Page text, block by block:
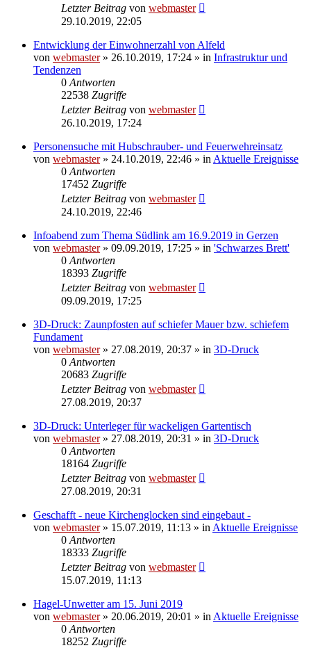
Letzter Beitrag von webmaster
29.10.2019, 22:05
Entwicklung der Einwohnerzahl von Alfeld
von webmaster» 26.10.2019, 17:24 » in Infrastruktur und
Tendenzen
0 Antworten
22538 Zugriffe
Letzter Beitrag von webmaster
26.10.2019, 17:24
Personensuche mit Hubschrauber- und Feuerwehreinsatz
von webmaster» 24.10.2019, 22:46 » in Aktuelle Ereignisse
0 Antworten
17452 Zugriffe
Letzter Beitrag von webmaster
24.10.2019, 22:46
Infoabend zum Thema Südlink am 16.9.2019 in Gerzen
von webmaster» 09.09.2019, 17:25 » in 'Schwarzes Brett'
0 Antworten
18393 Zugriffe
Letzter Beitrag von webmaster
09.09.2019, 17:25
3D-Druck: Zaunpfosten auf schiefer Mauer bzw. schiefem
Fundament
von webmaster» 27.08.2019, 20:37 » in 3D-Druck
0 Antworten
20683 Zugriffe
Letzter Beitrag von webmaster
27.08.2019, 20:37
3D-Druck: Unterleger für wackeligen Gartentisch
von webmaster» 27.08.2019, 20:31 » in 3D-Druck
0 Antworten
18164 Zugriffe
Letzter Beitrag von webmaster
27.08.2019, 20:31
Geschafft - neue Kirchenglocken sind eingebaut -
von webmaster» 15.07.2019, 11:13 » in Aktuelle Ereignisse
0 Antworten
18333 Zugriffe
Letzter Beitrag von webmaster
15.07.2019, 11:13
Hagel-Unwetter am 15. Juni 2019
von webmaster» 20.06.2019, 20:01 » in Aktuelle Ereignisse
0 Antworten
18252 Zugriffe